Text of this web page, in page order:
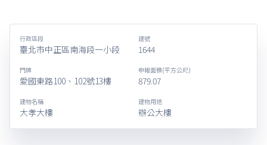
行政區段
臺北市中正區南海段一小段
建號
1644
門牌
愛國東路100、102號13樓
申報面積(平方公尺)
879.07
建物名稱
大孝大樓
建物用途
辦公大樓